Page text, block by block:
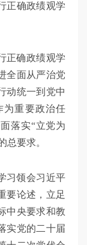
正确政绩观学
正确政绩观学
全面从严治党
动统一到党中
为重要政治任
落实“立党为
总要求。
习领会习近平
要论述，立足
中央要求和教
实党的二十届